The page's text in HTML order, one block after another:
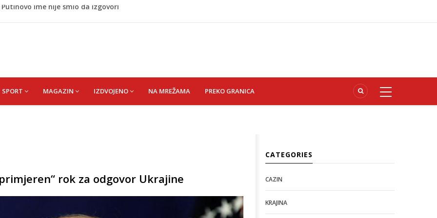
ušao u Bugarsku i eksplodirao kod gasovoda
Save, podsjećaju na ljudske
ime nije smio da izgovori
SPORT MAGAZIN IZDVOJENO NA MREŽAMA PREKO GRANICA
rok za odgovor Ukrajine
CATEGORIES
CAZIN
KRAJINA